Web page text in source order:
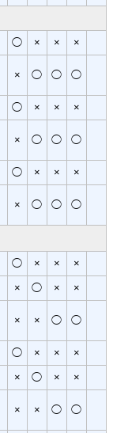
◯ × × ×
× ◯ ◯ ◯
◯ × × ×
× ◯ ◯ ◯
◯ × × ×
× ◯ ◯ ◯
◯ × × ×
× ◯ × ×
× × ◯ ◯
◯ × × ×
× ◯ × ×
× × ◯ ◯